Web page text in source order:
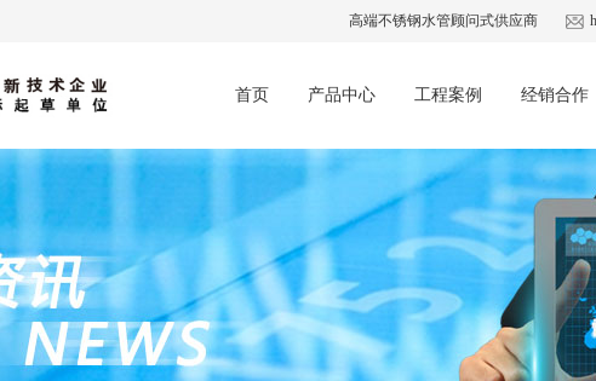
高端不锈钢水管顾问式供应商
首页 产品中心 工程案例 经销合作